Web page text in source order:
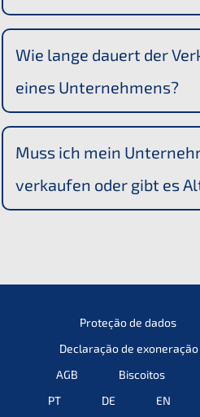
Wie lange dauert der
eines Unternehmens?
Muss ich mein
verkau­fen oder gibt es
Prote­ção de dados
Decla­ra­ção de
AGB
Bisco­i­tos
PT
DE EN